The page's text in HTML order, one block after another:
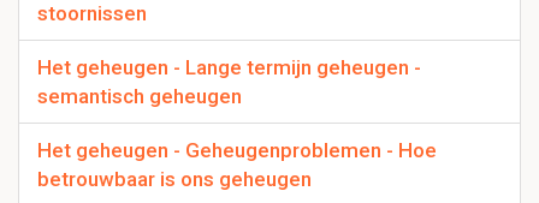
stoornissen
Het geheugen - Lange termijn geheugen -
semantisch geheugen
Het geheugen - Geheugenproblemen - Hoe
betrouwbaar is ons geheugen